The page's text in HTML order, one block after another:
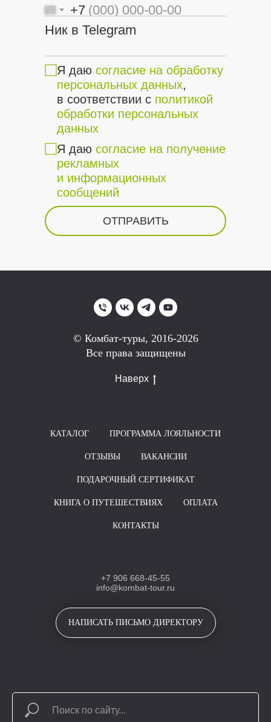
+7
Ник в Telegram
Я даю согласие на обработку
персональных данных,
в соответствии с политикой
обработки персональных
данных
Я даю согласие на получение
рекламных
и информационных
сообщений
ОТПРАВИТЬ
© Комбат-туры, 2016-2026
Все права защищены
Наверх
КАТАЛОГ ПРОГРАММА ЛОЯЛЬНОСТИ
ОТЗЫВЫ ВАКАНСИИ
ПОДАРОЧНЫЙ СЕРТИФИКАТ
КНИГА О ПУТЕШЕСТВИЯХ ОПЛАТА
КОНТАКТЫ
+7 906 668-45-55
info@kombat-tour.ru
НАПИСАТЬ ПИСЬМО ДИРЕКТОРУ